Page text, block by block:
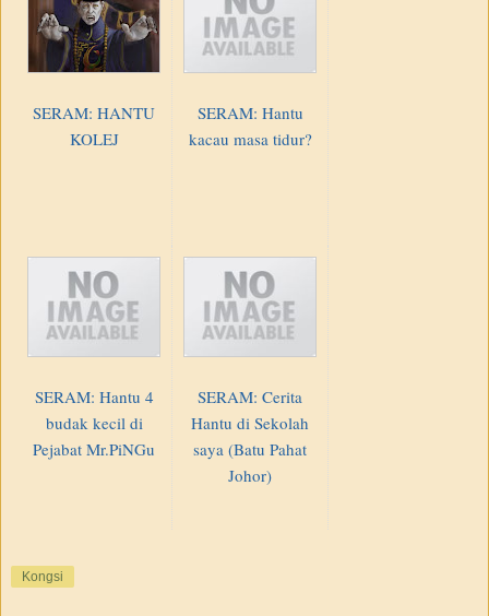
SERAM: HANTU
KOLEJ
SERAM: Hantu
kacau masa tidur?
SERAM: Hantu 4
budak kecil di
Pejabat Mr.PiNGu
SERAM: Cerita
Hantu di Sekolah
saya (Batu Pahat
Johor)
Kongsi